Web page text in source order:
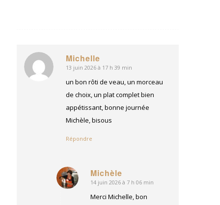
Michelle
dit
:
13 juin 2026 à 17 h 39 min
un bon rôti de veau, un morceau
de choix, un plat complet bien
appétissant, bonne journée
Michèle, bisous
Répondre
Michèle
dit
14 juin 2026 à 7 h 06 min
Merci Michelle, bon